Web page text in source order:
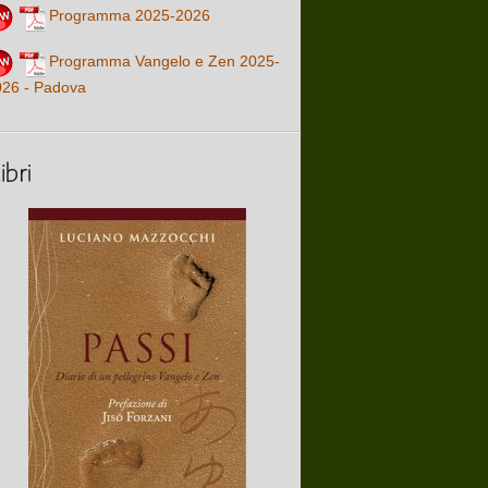
Programma 2025-2026
Programma Vangelo e Zen 2025-
- Padova